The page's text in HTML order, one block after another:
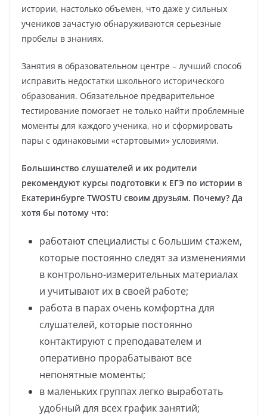
истории, настолько объемен, что даже у сильных
учеников зачастую обнаруживаются серьезные
пробелы в знаниях.
Занятия в образовательном центре – лучший способ
исправить недостатки школьного исторического
образования. Обязательное предварительное
тестирование помогает не только найти проблемные
моменты для каждого ученика, но и сформировать
пары с одинаковыми «стартовыми» условиями.
Большинство слушателей и их родители
рекомендуют курсы подготовки к ЕГЭ по истории в
Екатеринбурге TWOSTU своим друзьям. Почему? Да
хотя бы потому что:
работают специалисты с большим стажем,
которые постоянно следят за изменениями
в контрольно-измерительных материалах
и учитывают их в своей работе;
работа в парах очень комфортна для
слушателей, которые постоянно
контактируют с преподавателем и
оперативно прорабатывают все
непонятные моменты;
в маленьких группах легко выработать
удобный для всех график занятий;